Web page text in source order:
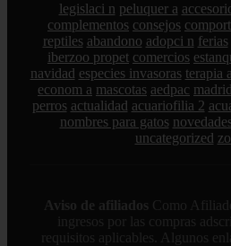
legislaci n peluquer a
complementos consejos
reptiles abandono adopci n ferias
iberzoo propet comercios
navidad especies invasoras terapia
econom a mascotas aedpac madrid
perros actualidad acuariofilia 2
nombres para gatos
uncategorized
Aviso de afiliados Como
ingresos por las compras
requisitos aplicables. Algunos